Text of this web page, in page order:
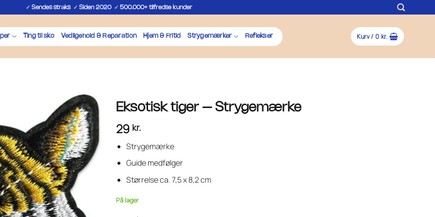
✓ Sendes straks✓ Siden 2020✓ 500.000+ tilfredse kunder
Ting til sko Vedligehold & Reparation Hjem & Fritid Strygemærker Reflekser Kurv /0 kr.
Eksotisk tiger – Strygemærke
29 kr.
Strygemærke
Guide medfølger
Størrelse ca. 7,5 x 8,2 cm
På lager
Eksotisk tiger - Strygemærke antal